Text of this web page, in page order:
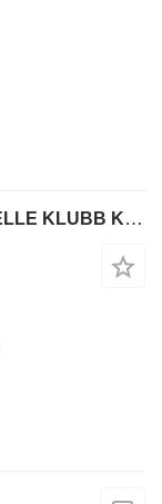
Renault Master HOOGWERKER NACELLE KLUBB K26 HUBARBEITSBÜHNE